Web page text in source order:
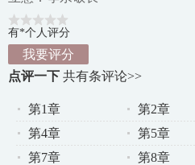
有*个人评分
我要评分
点评一下 共有条评论>>
第1章 第2章
第4章
第5章
第7章
第8章